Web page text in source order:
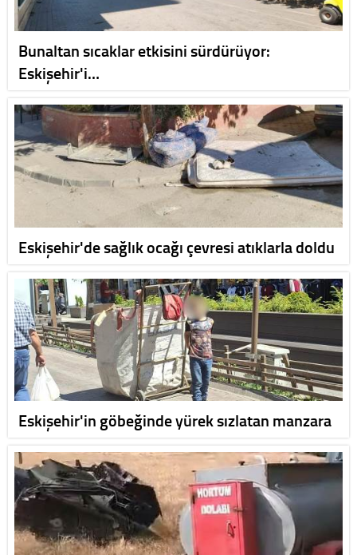
Bunaltan sıcaklar etkisini sürdürüyor:
Eskişehir'i…
Eskişehir'de sağlık ocağı çevresi atıklarla doldu
Eskişehir'in göbeğinde yürek sızlatan manzara